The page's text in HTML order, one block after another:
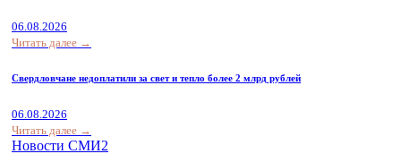
06.08.2026
Читать далее →
Свердловчане недоплатили за свет и тепло более 2 млрд рублей
06.08.2026
Читать далее →
Новости СМИ2